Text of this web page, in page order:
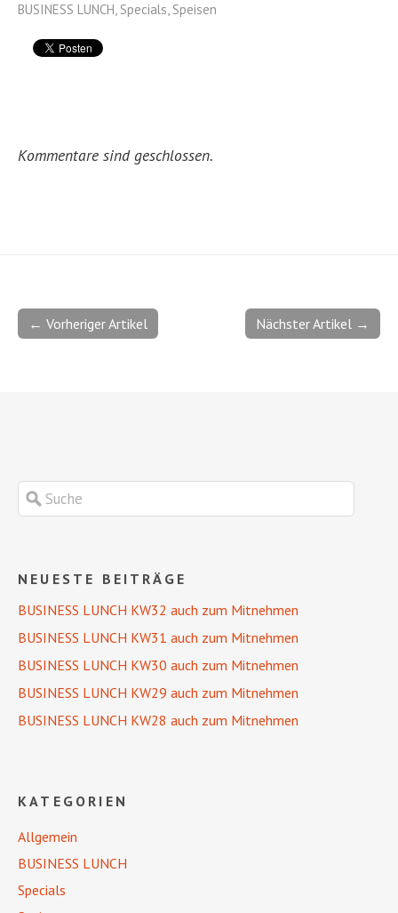
BUSINESS LUNCH, Specials, Speisen
Kommentare sind geschlossen.
Nächster Artikel →
← Vorheriger Artikel
NEUESTE BEITRÄGE
BUSINESS LUNCH KW32 auch zum Mitnehmen
BUSINESS LUNCH KW31 auch zum Mitnehmen
BUSINESS LUNCH KW30 auch zum Mitnehmen
BUSINESS LUNCH KW29 auch zum Mitnehmen
BUSINESS LUNCH KW28 auch zum Mitnehmen
KATEGORIEN
Allgemein
BUSINESS LUNCH
Specials